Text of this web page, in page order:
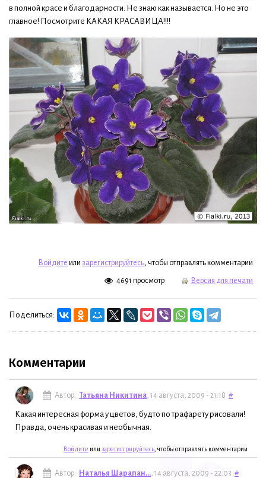
в полной красе и благодарности. Не знаю как называется. Но не это
главное! Посмотрите КАКАЯ КРАСАВИЦА!!!!
Войдите или зарегистрируйтесь, чтобы отправлять комментарии
4691 просмотр Версия для печати
Поделиться:
Комментарии
Автор: Татьяна Никитина , 14 августа, 2009 - 21:18 #
Какая интересная форма у цветов, будто по трафарету рисовали!
Правда, очень красивая и необычная.
Войдите или зарегистрируйтесь , чтобы отправлять комментарии
Автор: Наталья Шарапан... , 14 августа, 2009 - 22:03 #